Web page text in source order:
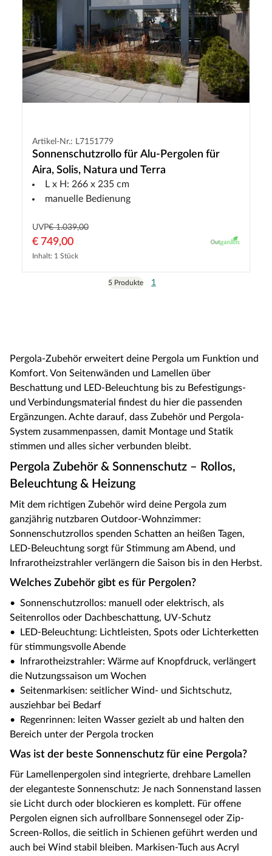
Artikel-Nr.: L7151779
Sonnenschutzrollo für Alu-Pergolen für
Aira, Solis, Natura und Terra
L x H: 266 x 235 cm
manuelle Bedienung
UVP€ 1.039,00
€ 749,00
Inhalt: 1 Stück
5 Produkte 1
Pergola-Zubehör erweitert deine Pergola um Funktion und
Komfort. Von Seitenwänden und Lamellen über
Beschattung und LED-Beleuchtung bis zu Befestigungs-
und Verbindungsmaterial findest du hier die passenden
Ergänzungen. Achte darauf, dass Zubehör und Pergola-
System zusammenpassen, damit Montage und Statik
stimmen und alles sicher verbunden bleibt.
Pergola Zubehör & Sonnenschutz – Rollos,
Beleuchtung & Heizung
Mit dem richtigen Zubehör wird deine Pergola zum
ganzjährig nutzbaren Outdoor-Wohnzimmer:
Sonnenschutzrollos spenden Schatten an heißen Tagen,
LED-Beleuchtung sorgt für Stimmung am Abend, und
Infrarotheizstrahler verlängern die Saison bis in den Herbst.
Welches Zubehör gibt es für Pergolen?
• Sonnenschutzrollos: manuell oder elektrisch, als
Seitenrollos oder Dachbeschattung, UV-Schutz
• LED-Beleuchtung: Lichtleisten, Spots oder Lichterketten
für stimmungsvolle Abende
• Infrarotheizstrahler: Wärme auf Knopfdruck, verlängert
die Nutzungssaison um Wochen
• Seitenmarkisen: seitlicher Wind- und Sichtschutz,
ausziehbar bei Bedarf
• Regenrinnen: leiten Wasser gezielt ab und halten den
Bereich unter der Pergola trocken
Was ist der beste Sonnenschutz für eine Pergola?
Für Lamellenpergolen sind integrierte, drehbare Lamellen
der eleganteste Sonnenschutz: Je nach Sonnenstand lassen
sie Licht durch oder blockieren es komplett. Für offene
Pergolen eignen sich aufrollbare Sonnensegel oder Zip-
Screen-Rollos, die seitlich in Schienen geführt werden und
auch bei Wind stabil bleiben. Markisen-Tuch aus Acryl